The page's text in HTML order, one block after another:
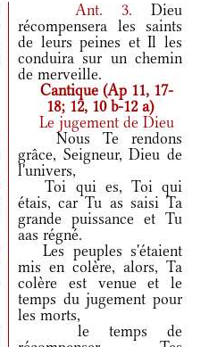
Ant. 3. Dieu
récompensera les saints
de leurs peines et Il les
conduira sur un chemin
de merveille.
Cantique (Ap 11, 17-
18; 12, 10 b-12 a)
Le jugement de Dieu
Nous Te rendons
grâce, Seigneur, Dieu de
l'univers,
Toi qui es, Toi qui
étais, car Tu as saisi Ta
grande puissance et Tu
aas régné.
Les peuples s'étaient
mis en colère, alors, Ta
colère est venue et le
temps du jugement pour
les morts,
le temps de